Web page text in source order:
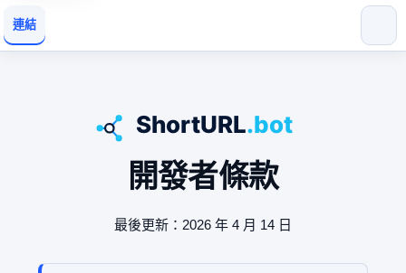
連結
開發者條款
最後更新：2026 年 4 月 14 日